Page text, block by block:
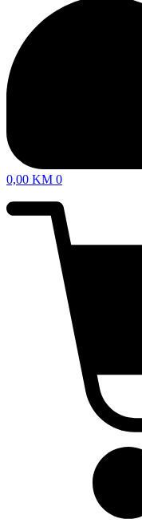
0,00 KM 0